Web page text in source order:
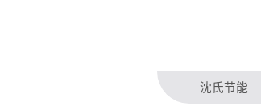
沈氏节能